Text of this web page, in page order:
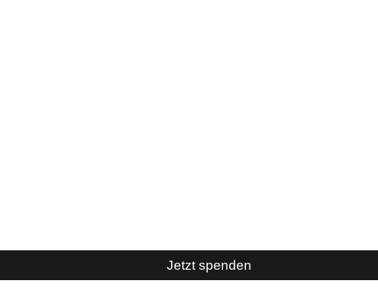
Jetzt spenden